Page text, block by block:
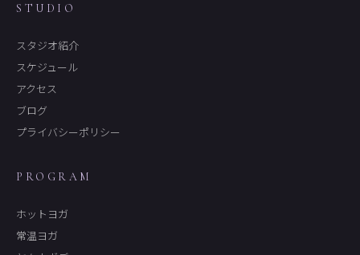
STUDIO
スタジオ紹介
スケジュール
アクセス
ブログ
プライバシーポリシー
PROGRAM
ホットヨガ
常温ヨガ